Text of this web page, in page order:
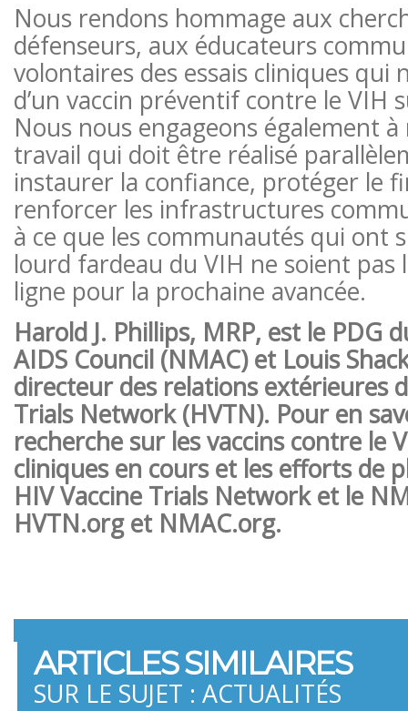
Nous rendons hommage aux
défenseurs, aux éducateurs
volontaires des essais cliniques qui
d’un vaccin préventif contre le VIH
Nous nous engageons également
travail qui doit être réalisé
instaurer la confiance, protéger le
renforcer les infrastructures
à ce que les communautés qui ont
lourd fardeau du VIH ne soient pas
ligne pour la prochaine avancée.
Harold J. Phillips, MRP, est le PDG
AIDS Council (NMAC) et Louis
directeur des relations extérieures
Trials Network (HVTN). Pour en
recherche sur les vaccins contre le
cliniques en cours et les efforts de
HIV Vaccine Trials Network et le
HVTN.org et NMAC.org.
ARTICLES SIMILAIRES
SUR LE SUJET : ACTUALITÉS